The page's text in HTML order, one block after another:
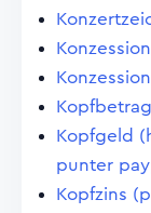
Kopfgeld
punter
Kopfzins